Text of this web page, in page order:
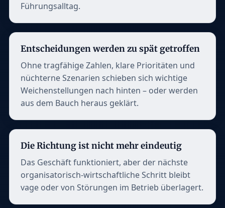
Führungsalltag.
Entscheidungen werden zu spät getroffen
Ohne tragfähige Zahlen, klare Prioritäten und
nüchterne Szenarien schieben sich wichtige
Weichenstellungen nach hinten – oder werden
aus dem Bauch heraus geklärt.
Die Richtung ist nicht mehr eindeutig
Das Geschäft funktioniert, aber der nächste
organisatorisch-wirtschaftliche Schritt bleibt
vage oder von Störungen im Betrieb überlagert.